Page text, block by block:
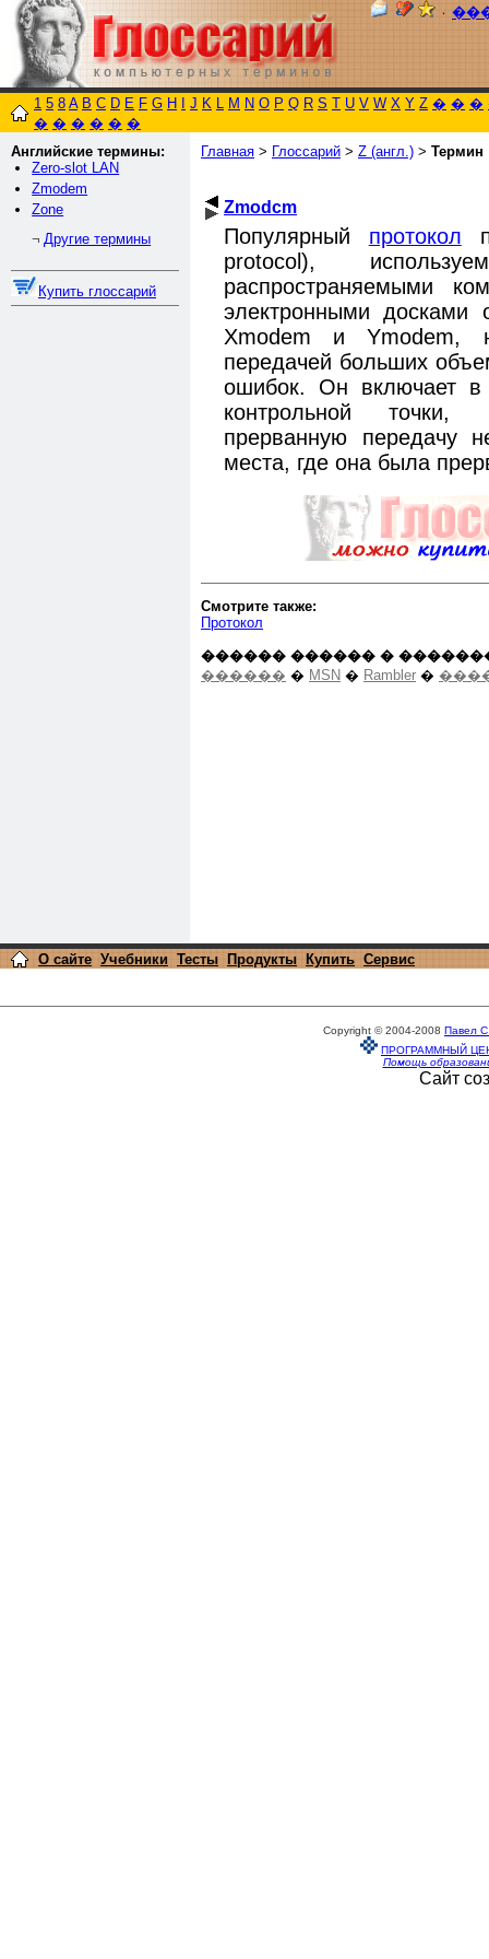
٠
1 5 8 A B C D E F G H J K L M N O P Q R S T U V W X Y Z � � �
� � � � � �
Английские термины:
Zero-slot LAN
Zmodem
Zone
¬ Другие термины
Купить глоссарий
Главная > Глоссарий > Z (англ.) > Термин
Zmodcm
Популярный протокол
protocol),
распространяемыми
электронными досками
Xmodem и Ymodem,
передачей больших
ошибок. Он включает в
контрольной точки,
прерванную передачу
места, где она была
Смотрите также:
Протокол
������ ������ �
������ � MSN � Rambler �
О сайте Учебники Тесты Продукты Купить Сервис
Copyright © 2004-2008 Павел
ПРОГРАММНЫЙ
Помощь
Сайт